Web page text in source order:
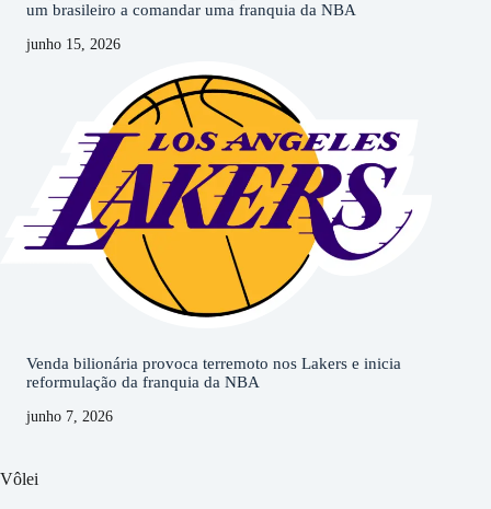
um brasileiro a comandar uma franquia da NBA
junho 15, 2026
Venda bilionária provoca terremoto nos Lakers e inicia
reformulação da franquia da NBA
junho 7, 2026
Vôlei